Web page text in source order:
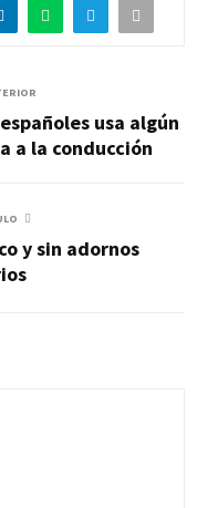
usa algún
a la conducción
y sin adornos